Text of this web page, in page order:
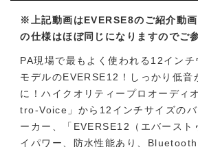
※上記動画はEVERSE8のご紹介動
の仕様はほぼ同じになりますのでご
PA現場で最もよく使われる12イン
モデルのEVERSE12！しっかり低音
に！ハイクオリティープロオーディ
tro-Voice」から12インチサイズの
ーカー、「EVERSE12（エバースト
イパワー、防水性能あり、